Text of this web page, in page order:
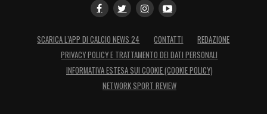
SCARICA L’APP DI CALCIO NEWS 24 CONTATTI
REDAZIONE
PRIVACY POLICY E TRATTAMENTO DEI DATI PERSONALI
INFORMATIVA ESTESA SUI COOKIE (COOKIE POLICY)
NETWORK SPORT REVIEW